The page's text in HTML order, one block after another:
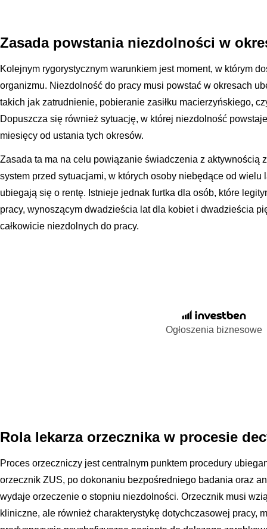
Zasada powstania niezdolności w
Kolejnym rygorystycznym warunkiem jest moment, w którym
organizmu. Niezdolność do pracy musi powstać w okresach
takich jak zatrudnienie, pobieranie zasiłku macierzyńskiego,
Dopuszcza się również sytuację, w której niezdolność
miesięcy od ustania tych okresów.
Zasada ta ma na celu powiązanie świadczenia z aktywnością
system przed sytuacjami, w których osoby niebędące od
ubiegają się o rentę. Istnieje jednak furtka dla osób, które
pracy, wynoszącym dwadzieścia lat dla kobiet i dwadzieścia
całkowicie niezdolnych do pracy.
Ogłoszenia biznesowe
Rola lekarza orzecznika w procesie
Proces orzeczniczy jest centralnym punktem procedury
orzecznik ZUS, po dokonaniu bezpośredniego badania oraz
wydaje orzeczenie o stopniu niezdolności. Orzecznik musi
kliniczne, ale również charakterystykę dotychczasowej pracy,